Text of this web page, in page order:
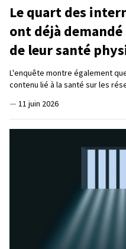
Le quart des
ont déjà
de leur santé
L'enquête montre également
contenu lié à la santé sur les
— 11 juin 2026